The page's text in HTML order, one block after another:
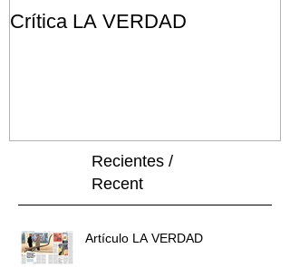
Crítica LA VERDAD
Recientes /
Recent
Artículo LA VERDAD